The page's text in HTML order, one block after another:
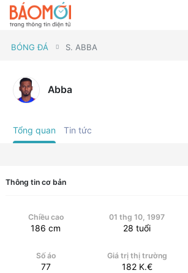
BÓNG ĐÁ S. ABBA
Abba
Tổng quan Tin tức
Thông tin cơ bản
Chiều cao
186 cm
01 thg 10, 1997
28 tuổi
Số áo
77
Giá trị thị trường
182 K.€